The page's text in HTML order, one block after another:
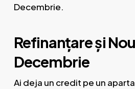
Decembrie.
Refinanțare și
Decembrie
Ai deja un credit pe un